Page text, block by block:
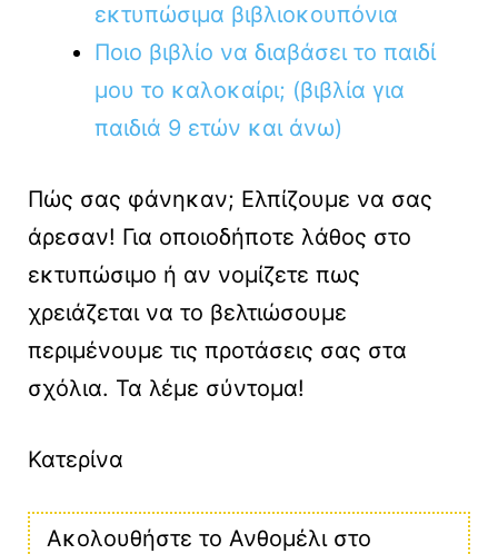
εκτυπώσιμα βιβλιοκουπόνια
Ποιο βιβλίο να διαβάσει το παιδί
μου το καλοκαίρι; (βιβλία για
παιδιά 9 ετών και άνω)
Πώς σας φάνηκαν; Ελπίζουμε να σας
άρεσαν! Για οποιοδήποτε λάθος στο
εκτυπώσιμο ή αν νομίζετε πως
χρειάζεται να το βελτιώσουμε
περιμένουμε τις προτάσεις σας στα
σχόλια. Τα λέμε σύντομα!
Κατερίνα
Ακολουθήστε το Ανθομέλι στο